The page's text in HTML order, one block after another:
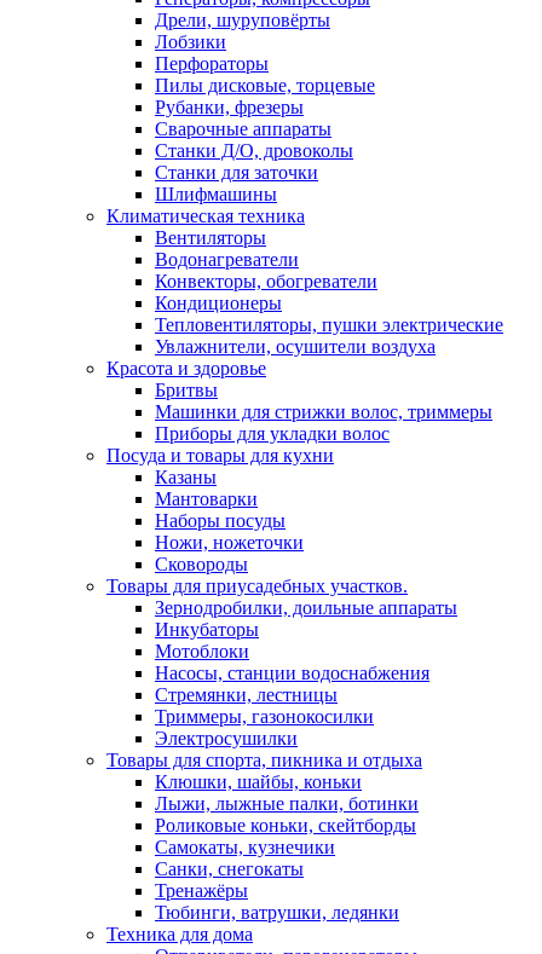
Дрели, шуруповёрты
Лобзики
Перфораторы
Пилы дисковые, торцевые
Рубанки, фрезеры
Сварочные аппараты
Станки Д/О, дровоколы
Станки для заточки
Шлифмашины
Климатическая техника
Вентиляторы
Водонагреватели
Конвекторы, обогреватели
Кондиционеры
Тепловентиляторы, пушки электрические
Увлажнители, осушители воздуха
Красота и здоровье
Бритвы
Машинки для стрижки волос, триммеры
Приборы для укладки волос
Посуда и товары для кухни
Казаны
Мантоварки
Наборы посуды
Ножи, ножеточки
Сковороды
Товары для приусадебных участков.
Зернодробилки, доильные аппараты
Инкубаторы
Мотоблоки
Насосы, станции водоснабжения
Стремянки, лестницы
Триммеры, газонокосилки
Электросушилки
Товары для спорта, пикника и отдыха
Клюшки, шайбы, коньки
Лыжи, лыжные палки, ботинки
Роликовые коньки, скейтборды
Самокаты, кузнечики
Санки, снегокаты
Тренажёры
Тюбинги, ватрушки, ледянки
Техника для дома